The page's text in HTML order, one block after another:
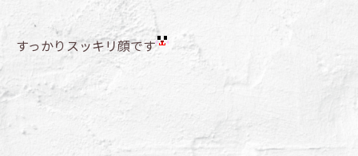
すっかりスッキリ顔です